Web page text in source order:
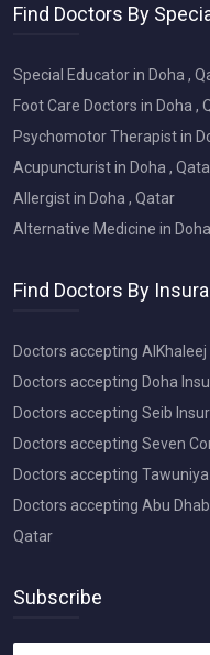
Find Doctors By
Special Educator in Doha ,
Foot Care Doctors in Doha ,
Psychomotor Therapist in
Acupuncturist in Doha ,
Allergist in Doha , Qatar
Alternative Medicine in
Find Doctors By
Doctors accepting
Doctors accepting Doha
Doctors accepting Seib
Doctors accepting Seven
Doctors accepting
Doctors accepting Abu
Qatar
Subscribe